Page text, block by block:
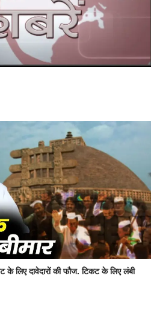
दावेदारों की फौज. टिकट के लिए लंबी